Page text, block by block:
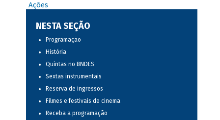
Ações
NESTA SEÇÃO
Programação
História
Quintas no BNDES
Sextas instrumentais
Reserva de ingressos
Filmes e festivais de cinema
Receba a programação